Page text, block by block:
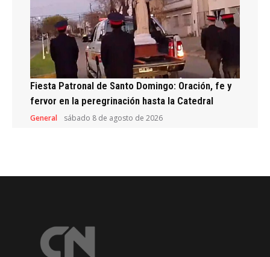
Fiesta Patronal de Santo Domingo: Oración, fe y
fervor en la peregrinación hasta la Catedral
General sábado 8 de agosto de 2026